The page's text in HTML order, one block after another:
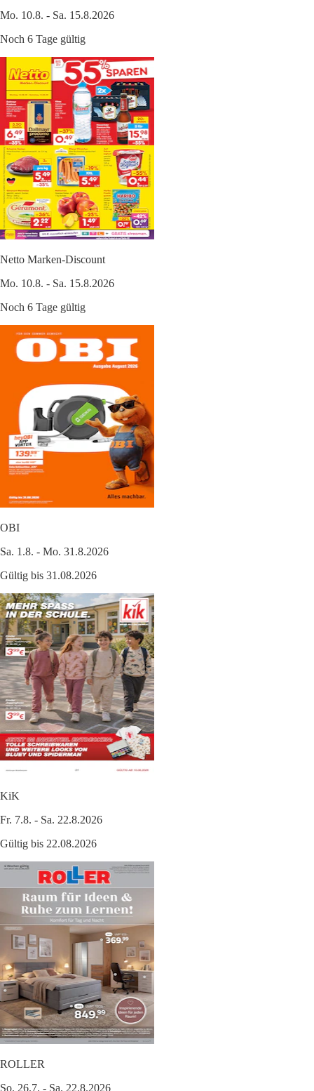
Mo. 10.8. - Sa. 15.8.2026
Noch 6 Tage gültig
Netto Marken-Discount
Mo. 10.8. - Sa. 15.8.2026
Noch 6 Tage gültig
OBI
Sa. 1.8. - Mo. 31.8.2026
Gültig bis 31.08.2026
KiK
Fr. 7.8. - Sa. 22.8.2026
Gültig bis 22.08.2026
ROLLER
So. 26.7. - Sa. 22.8.2026